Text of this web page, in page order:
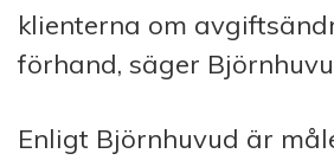
klient­erna om
förhand, säger
Enligt Björnhuvud är